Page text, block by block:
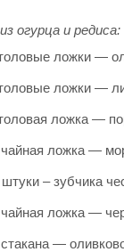
огурца и редиса:
ложки —
ложки —
ложка —
ложка —
– зубчика
ложка —
—